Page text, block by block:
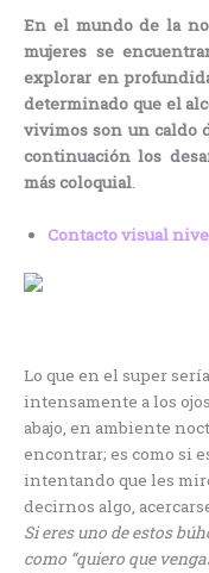
En el mundo de la
mujeres se
explorar en
determinado que el
vivimos son un caldo
continuación los
más coloquial.
Contacto visual
Lo que en el super
intensamente a los
abajo, en ambiente
encontrar; es como si
intentando que les
decirnos algo,
Si eres uno de estos
como “quiero que